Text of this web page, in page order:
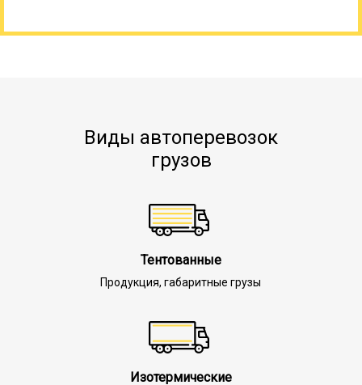
Виды автоперевозок
грузов
Тентованные
Продукция, габаритные грузы
Изотермические